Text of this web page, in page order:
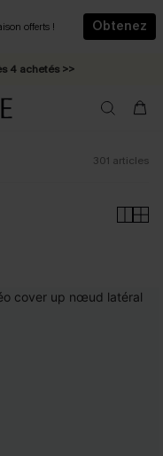
offerts !
Obtenez
ouvrés >>
4 achetés >>
301 articles